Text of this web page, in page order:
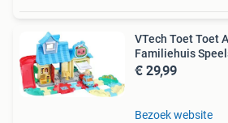
VTech Toet Toet
Familiehuis
€ 29,99
Bezoek website